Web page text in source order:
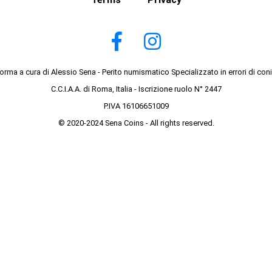
a cura di Alessio Sena - Perito numismatico Specializzato in errori di
C.C.I.A.A. di Roma, Italia - Iscrizione ruolo N° 2447
P.IVA 16106651009
© 2020-2024 Sena Coins - All rights reserved.